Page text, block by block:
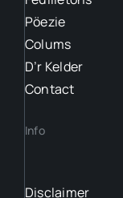
Pöezie
Colums
D’r Kelder
Contact
Info
Disclaimer